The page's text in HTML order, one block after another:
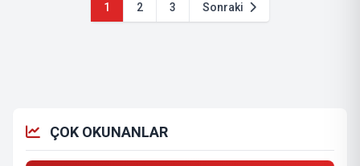
1 2 3 Sonraki
ÇOK OKUNANLAR